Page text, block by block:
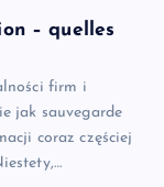
– quelles
firm i
jak sauvegarde
coraz częściej